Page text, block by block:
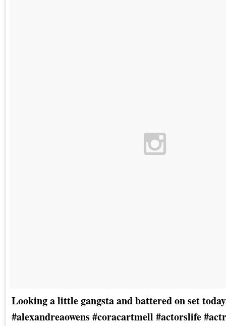
Looking a little gangsta and battered on set
#alexandreaowens #coracartmell #actorslife